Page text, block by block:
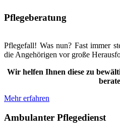
Pflegeberatung
Pflegefall! Was nun? Fast immer
die Angehörigen vor große
Wir helfen Ihnen diese zu
Mehr erfahren
Ambulanter Pflegedienst